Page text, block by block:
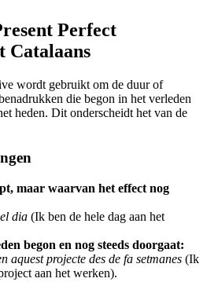
Perfect
Catalaans
wordt gebruikt om de duur of
die begon in het verleden
heden. Dit onderscheidt het van de
maar waarvan het effect nog
dia (Ik ben de hele dag aan het
begon en nog steeds doorgaat:
aquest projecte des de fa setmanes (Ik
aan het werken).